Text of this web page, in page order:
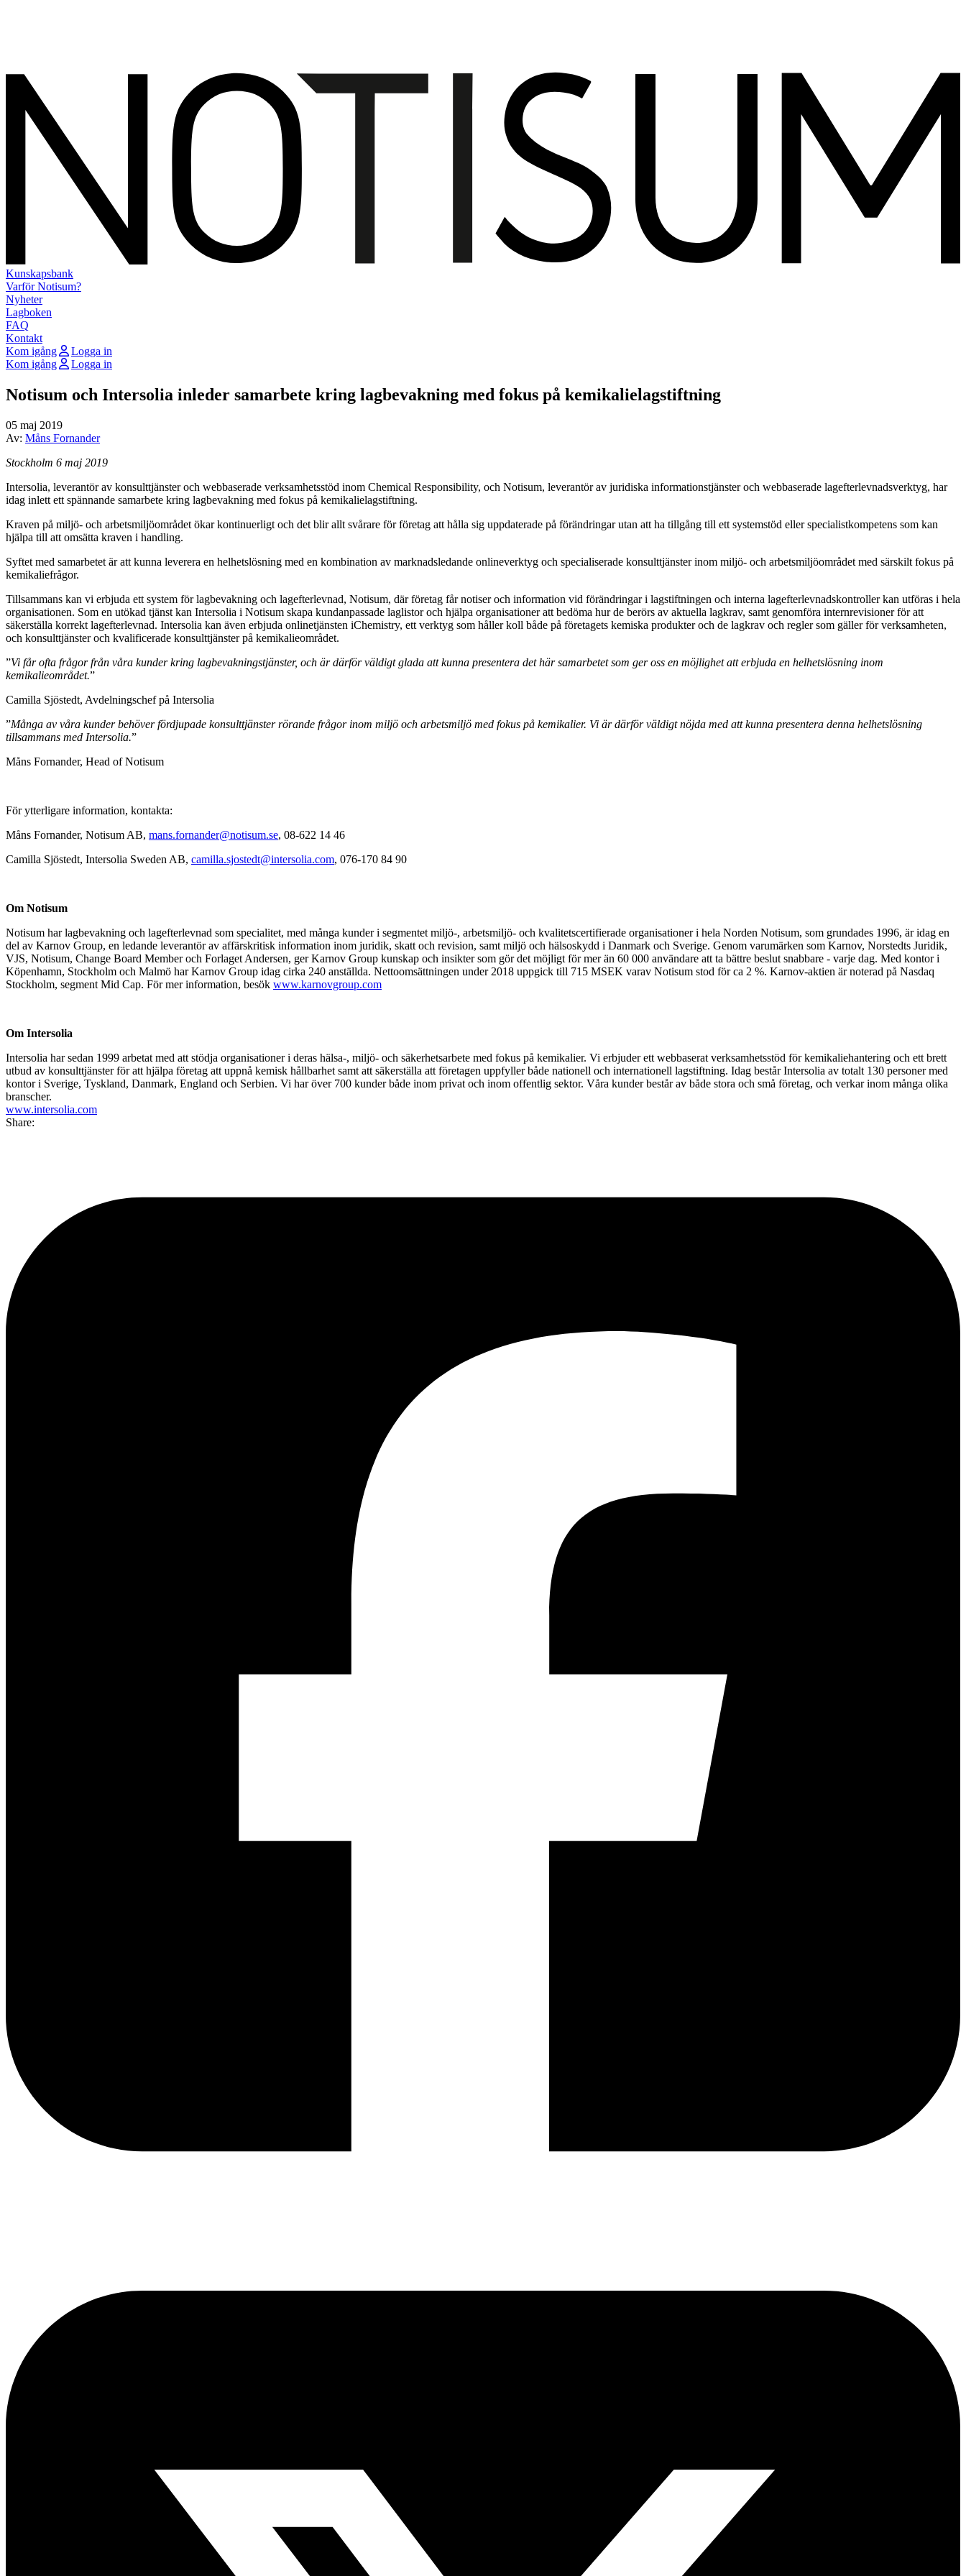
Kunskapsbank
Varför Notisum?
Nyheter
Lagboken
FAQ
Kontakt
Kom igång
Logga in
Kom igång
Logga in
Notisum och Intersolia inleder samarbete kring lagbevakning med fokus på kemikalielagstiftning
05 maj 2019
Av: Måns Fornander
Stockholm 6 maj 2019
Intersolia, leverantör av konsulttjänster och webbaserade verksamhetsstöd inom Chemical Responsibility, och Notisum, leverantör av juridiska informationstjänster och webbaserade lagefterlevnadsverktyg, har
idag inlett ett spännande samarbete kring lagbevakning med fokus på kemikalielagstiftning.
Kraven på miljö- och arbetsmiljöområdet ökar kontinuerligt och det blir allt svårare för företag att hålla sig uppdaterade på förändringar utan att ha tillgång till ett systemstöd eller specialistkompetens som kan
hjälpa till att omsätta kraven i handling.
Syftet med samarbetet är att kunna leverera en helhetslösning med en kombination av marknadsledande onlineverktyg och specialiserade konsulttjänster inom miljö- och arbetsmiljöområdet med särskilt fokus på
kemikaliefrågor.
Tillsammans kan vi erbjuda ett system för lagbevakning och lagefterlevnad, Notisum, där företag får notiser och information vid förändringar i lagstiftningen och interna lagefterlevnadskontroller kan utföras i hela
organisationen. Som en utökad tjänst kan Intersolia i Notisum skapa kundanpassade laglistor och hjälpa organisationer att bedöma hur de berörs av aktuella lagkrav, samt genomföra internrevisioner för att
säkerställa korrekt lagefterlevnad. Intersolia kan även erbjuda onlinetjänsten iChemistry, ett verktyg som håller koll både på företagets kemiska produkter och de lagkrav och regler som gäller för verksamheten,
och konsulttjänster och kvalificerade konsulttjänster på kemikalieområdet.
”Vi får ofta frågor från våra kunder kring lagbevakningstjänster, och är därför väldigt glada att kunna presentera det här samarbetet som ger oss en möjlighet att erbjuda en helhetslösning inom
kemikalieområdet.”
Camilla Sjöstedt, Avdelningschef på Intersolia
”Många av våra kunder behöver fördjupade konsulttjänster rörande frågor inom miljö och arbetsmiljö med fokus på kemikalier. Vi är därför väldigt nöjda med att kunna presentera denna helhetslösning
tillsammans med Intersolia.”
Måns Fornander, Head of Notisum
För ytterligare information, kontakta:
Måns Fornander, Notisum AB, mans.fornander@notisum.se, 08-622 14 46
Camilla Sjöstedt, Intersolia Sweden AB, camilla.sjostedt@intersolia.com, 076-170 84 90
Om Notisum
Notisum har lagbevakning och lagefterlevnad som specialitet, med många kunder i segmentet miljö-, arbetsmiljö- och kvalitetscertifierade organisationer i hela Norden Notisum, som grundades 1996, är idag en
del av Karnov Group, en ledande leverantör av affärskritisk information inom juridik, skatt och revision, samt miljö och hälsoskydd i Danmark och Sverige. Genom varumärken som Karnov, Norstedts Juridik,
VJS, Notisum, Change Board Member och Forlaget Andersen, ger Karnov Group kunskap och insikter som gör det möjligt för mer än 60 000 användare att ta bättre beslut snabbare - varje dag. Med kontor i
Köpenhamn, Stockholm och Malmö har Karnov Group idag cirka 240 anställda. Nettoomsättningen under 2018 uppgick till 715 MSEK varav Notisum stod för ca 2 %. Karnov-aktien är noterad på Nasdaq
Stockholm, segment Mid Cap. För mer information, besök www.karnovgroup.com
Om Intersolia
Intersolia har sedan 1999 arbetat med att stödja organisationer i deras hälsa-, miljö- och säkerhetsarbete med fokus på kemikalier. Vi erbjuder ett webbaserat verksamhetsstöd för kemikaliehantering och ett brett
utbud av konsulttjänster för att hjälpa företag att uppnå kemisk hållbarhet samt att säkerställa att företagen uppfyller både nationell och internationell lagstiftning. Idag består Intersolia av totalt 130 personer med
kontor i Sverige, Tyskland, Danmark, England och Serbien. Vi har över 700 kunder både inom privat och inom offentlig sektor. Våra kunder består av både stora och små företag, och verkar inom många olika
branscher.
www.intersolia.com
Share: